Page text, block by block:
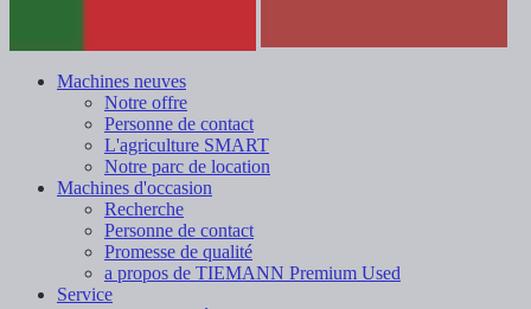
Machines neuves
Notre offre
Personne de contact
L'agriculture SMART
Notre parc de location
Machines d'occasion
Recherche
Personne de contact
Promesse de qualité
a propos de TIEMANN Premium Used
Service